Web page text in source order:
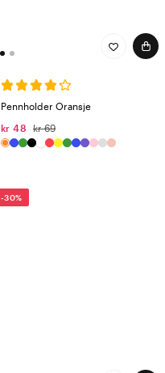
Pennholder Oransje
kr 48
kr 69
-30%